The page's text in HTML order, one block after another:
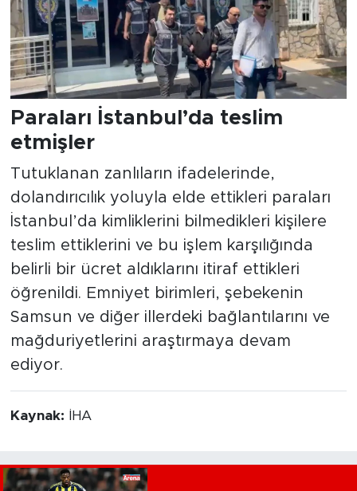
Paraları İstanbul’da teslim
etmişler
Tutuklanan zanlıların ifadelerinde,
dolandırıcılık yoluyla elde ettikleri paraları
İstanbul’da kimliklerini bilmedikleri kişilere
teslim ettiklerini ve bu işlem karşılığında
belirli bir ücret aldıklarını itiraf ettikleri
öğrenildi. Emniyet birimleri, şebekenin
Samsun ve diğer illerdeki bağlantılarını ve
mağduriyetlerini araştırmaya devam
ediyor.
Kaynak: İHA